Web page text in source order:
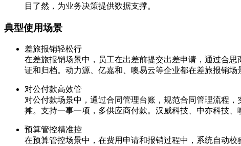
目了然，为业务决策提供数据支撑。
典型使用场景
差旅报销轻松行
在差旅报销场景中，员工在出差前提交出差申请，通过合
证和归档。动力源、亿嘉和、噢易云等企业都在差旅报销
对公付款高效管
对公付款场景中，通过合同管理台账，规范合同管理流程
摊。支持一事一项，多供应商付款。汉威科技、中亦科技
预算管控精准控
在预算管控场景中，在费用申请和报销过程中，系统自动